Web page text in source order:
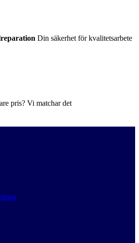
Din säkerhet för kvalitetsarbete
pris? Vi matchar det